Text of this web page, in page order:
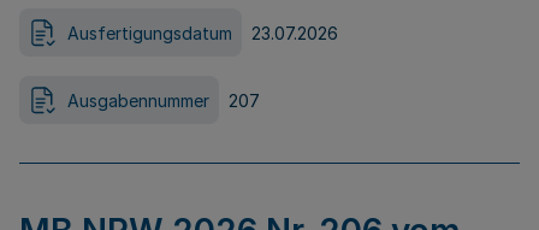
Ausfertigungsdatum 23.07.2026
Ausgabennummer 207